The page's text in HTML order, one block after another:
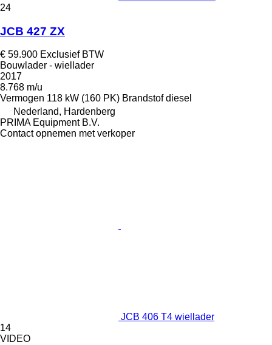
24
JCB 427 ZX
€ 59.900 Exclusief BTW
Bouwlader - wiellader
2017
8.768 m/u
Vermogen 118 kW (160 PK) Brandstof diesel
Nederland, Hardenberg
PRIMA Equipment B.V.
Contact opnemen met verkoper
JCB 406 T4 wiellader
14
VIDEO